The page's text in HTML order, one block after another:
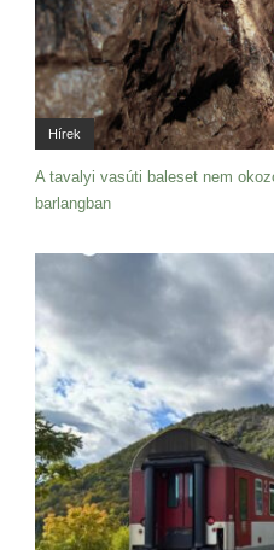
Hírek
A tavalyi vasúti baleset nem
barlangban